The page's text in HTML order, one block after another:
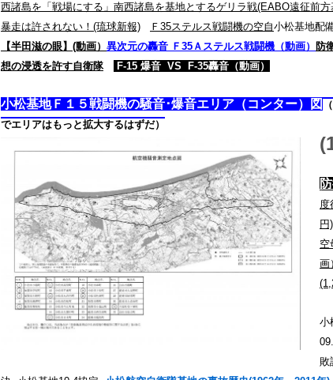
西諸島を「戦場にする」南西諸島を基地とするゲリラ戦(EABO遠征前
暴走は許されない！(琉球新報)
Ｆ35ステルス戦闘機の空自小松基地配
【半田滋の眼】(動画） 異次元の轟音 Ｆ35Ａステルス戦闘機（動画）
防
想の浸透を許す自衛隊
F-15 爆音 VS F-35轟音（動画）
小松基地Ｆ１５戦闘機の騒音･爆音エリア（コンター）図
でエリアはもっと拡大するはずだ）
度
円)
空
画
小
敗